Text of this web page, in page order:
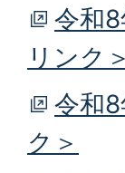
令和
リンク＞
令和
ク＞